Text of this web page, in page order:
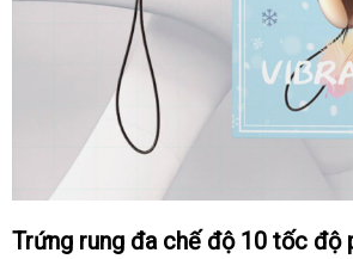
Trứng rung đa chế độ 10 tốc độ pin sạc bảo hành